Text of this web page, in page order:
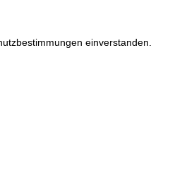
einverstanden.